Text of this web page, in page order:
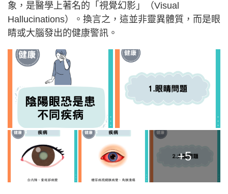
象，是醫學上著名的「視覺幻影」（Visual
Hallucinations）。換言之，這並非靈異體質，而是眼
睛或大腦發出的健康警訊。
+5